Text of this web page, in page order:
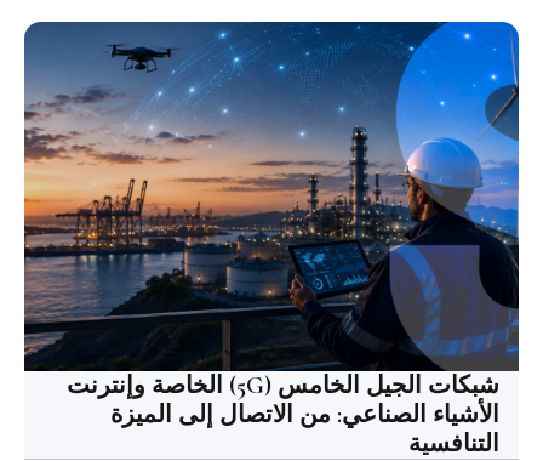
شبكات الجيل الخامس (5G) الخاصة وإنترنت
الأشياء الصناعي: من الاتصال إلى الميزة
التنافسية